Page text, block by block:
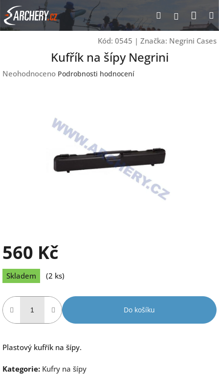
Přejít
na
obsah
Hledat
Kód: 0545 | Značka: Negrini Cases
Kufřík na šípy Negrini
Průměrné
Neohodnoceno Podrobnosti hodnocení
560 Kč
Měrná
cena:
Skladem (2 ks)
Do košíku
Plastový kufřík na šípy.
Kategorie: Kufry na šípy